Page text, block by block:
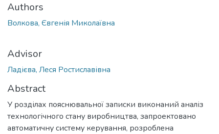
Authors
Волкова, Євгенія Миколаївна
Advisor
Ладієва, Леся Ростиславівна
Abstract
У розділах пояснювальної записки виконаний аналіз
технологічного стану виробництва, запроектовано
автоматичну систему керування, розроблена